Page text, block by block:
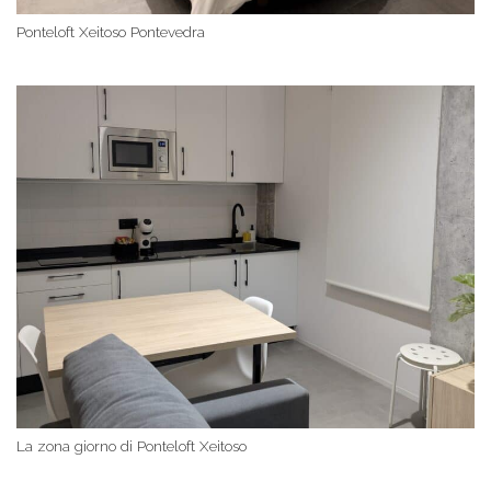
Ponteloft Xeitoso Pontevedra
La zona giorno di Ponteloft Xeitoso